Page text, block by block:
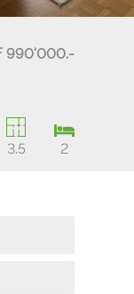
990'000.-
3.5 2